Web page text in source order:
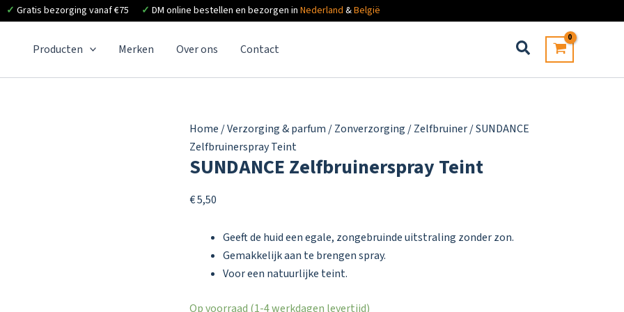
✓ Gratis bezorging vanaf €75 ✓ DM online bestellen en bezorgen in Nederland &België
Producten Merken Over ons Contact
Home /Verzorging & parfum /Zonverzorging /Zelfbruiner/ SUNDANCE
Zelfbruinerspray Teint
SUNDANCE Zelfbruinerspray Teint
€5,50
Geeft de huid een egale, zongebruinde uitstraling zonder zon.
Gemakkelijk aan te brengen spray.
Voor een natuurlijke teint.
Op voorraad (1-4 werkdagen levertijd)